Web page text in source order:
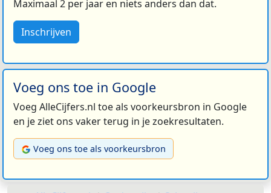
Maximaal 2 per jaar en niets anders dan dat.
Inschrijven
Voeg ons toe in Google
Voeg AlleCijfers.nl toe als voorkeursbron in Google
en je ziet ons vaker terug in je zoekresultaten.
Voeg ons toe als voorkeursbron